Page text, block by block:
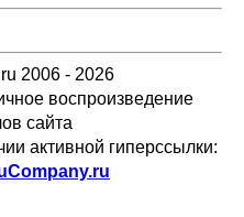
2006 - 2026
воспроизведение
сайта
активной гиперссылки: